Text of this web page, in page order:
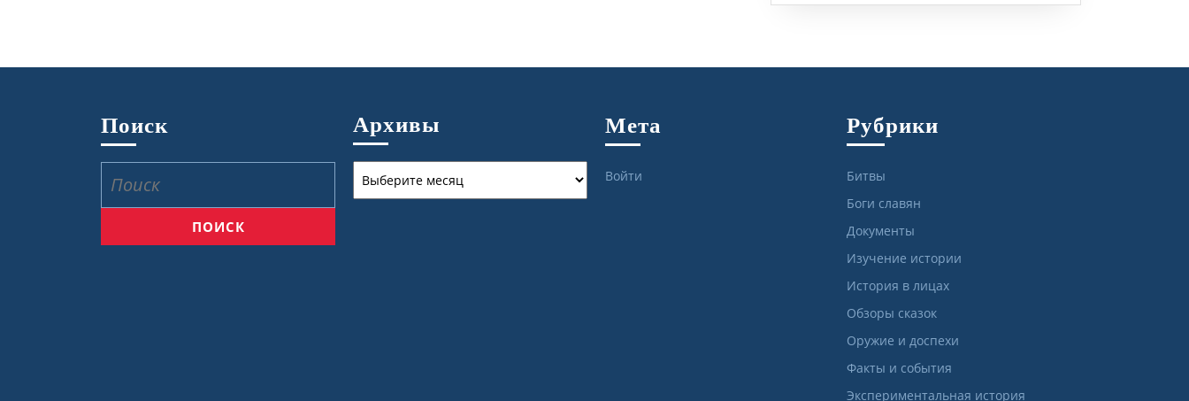
Поиск Архивы Мета
Войти
Рубрики
Битвы
Боги славян
Документы
Изучение истории
История в лицах
Обзоры сказок
Оружие и доспехи
Факты и события
Экспериментальная история